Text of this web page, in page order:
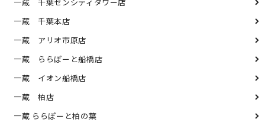
一蔵 千葉本店
一蔵 アリオ市原店
一蔵 ららぽーと船橋店
一蔵 イオン船橋店
一蔵 柏店
一蔵 ららぽーと柏の葉